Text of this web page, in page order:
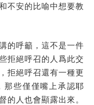
不安的比喻中想要教
的呼籲，這不是一件
拒絕呼召的人爲此交
拒絕呼召還有一種更
那些僅僅嘴上承認耶
的人也會顯露出來。